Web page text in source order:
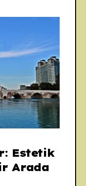
Estetik
Arada